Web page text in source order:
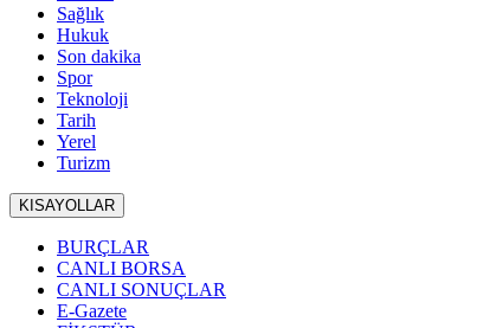
Sağlık
Hukuk
Son dakika
Spor
Teknoloji
Tarih
Yerel
Turizm
KISAYOLLAR
BURÇLAR
CANLI BORSA
CANLI SONUÇLAR
E-Gazete